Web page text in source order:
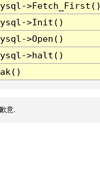
>Init()
>Open()
>halt()
意.